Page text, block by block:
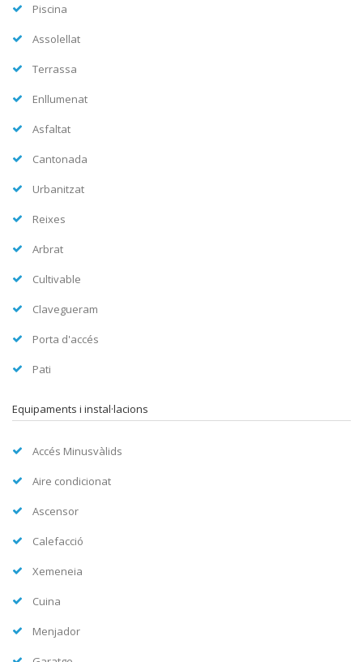
Piscina
Assolellat
Terrassa
Enllumenat
Asfaltat
Cantonada
Urbanitzat
Reixes
Arbrat
Cultivable
Clavegueram
Porta d'accés
Pati
Equipaments i instal·lacions
Accés Minusvàlids
Aire condicionat
Ascensor
Calefacció
Xemeneia
Cuina
Menjador